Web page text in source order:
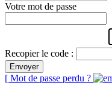
Votre mot de passe
Recopier le code :
Envoyer
[ Mot de passe perdu ?